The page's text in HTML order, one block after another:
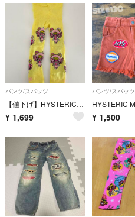
パンツ/スパッツ
【値下げ】HYSTERICMINI ヒステリックミニ ヒスミニ キッズ服 レギンス 女の子服 ボトムス 100cm
¥ 1,699
パンツ/スパッツ
¥ 1,500